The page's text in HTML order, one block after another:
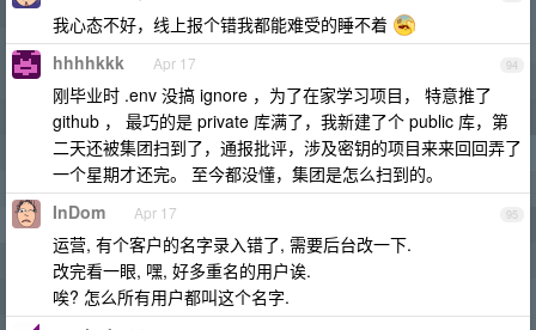
我心态不好，线上报个错我都能难受的睡不着
94
hhhhkkk Apr 17
刚毕业时 .env 没搞 ignore ，为了在家学习项目， 特意推了
github ， 最巧的是 private 库满了，我新建了个 public 库，第
二天还被集团扫到了，通报批评，涉及密钥的项目来来回回弄了
一个星期才还完。 至今都没懂，集团是怎么扫到的。
95
InDom Apr 17
运营, 有个客户的名字录入错了, 需要后台改一下.
改完看一眼, 嘿, 好多重名的用户诶.
唉? 怎么所有用户都叫这个名字.